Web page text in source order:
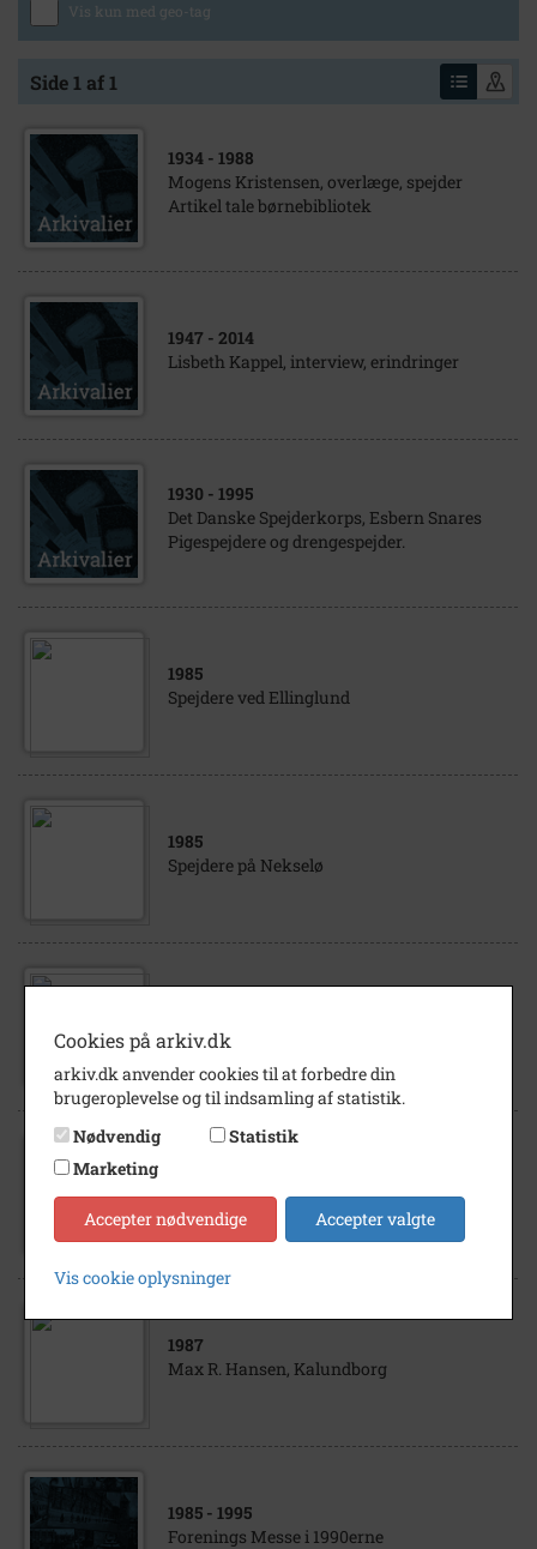
Vis kun med geo-tag
Side 1 af 1
1934 - 1988
Mogens Kristensen, overlæge, spejder
Artikel tale børnebibliotek
1947 - 2014
Lisbeth Kappel, interview, erindringer
1930 - 1995
Det Danske Spejderkorps, Esbern Snares
Pigespejdere og drengespejder.
1985
Spejdere ved Ellinglund
1985
Spejdere på Nekselø
FDF, Årby
telegram historie sommerlejr
sammenlægningen af FDF og FPF 1973
1987
Max R. Hansen, Kalundborg
1985 - 1995
Forenings Messe i 1990erne
Cookies på arkiv.dk
arkiv.dk anvender cookies til at forbedre din
brugeroplevelse og til indsamling af statistik.
Nødvendig
Statistik
Marketing
Accepter nødvendige Accepter valgte
Vis cookie oplysninger